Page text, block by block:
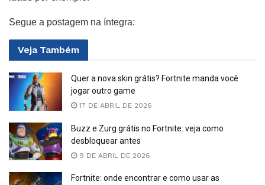
Segue a postagem na íntegra:
Veja Também
Quer a nova skin grátis? Fortnite manda você
jogar outro game
17 DE ABRIL DE 2026
Buzz e Zurg grátis no Fortnite: veja como
desbloquear antes
9 DE ABRIL DE 2026
Fortnite: onde encontrar e como usar as